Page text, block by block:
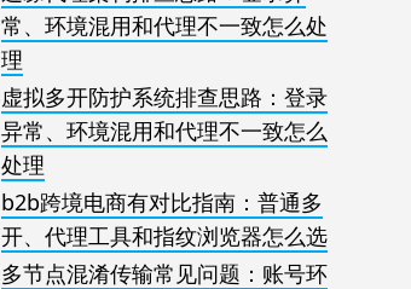
常、环境混用和代理不一致怎么处
理
虚拟多开防护系统排查思路：登录
异常、环境混用和代理不一致怎么
处理
b2b跨境电商有对比指南：普通多
开、代理工具和指纹浏览器怎么选
多节点混淆传输常见问题：账号环